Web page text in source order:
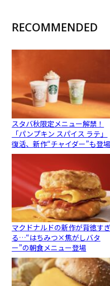
RECOMMENDED
スタバ秋限定メニュー解禁！
「パンプキン スパイス ラテ」
復活、新作“チャイダー”も登場
マクドナルドの新作が背徳すぎ
る…“はちみつ×焦がしバタ
ー”の朝食メニュー登場